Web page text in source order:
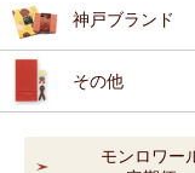
神戸ブランド
その他
モンロワー